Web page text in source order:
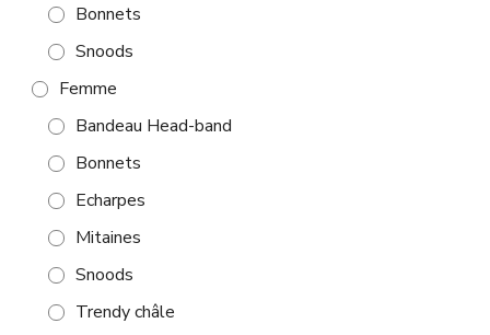
Bonnets
Snoods
Femme
Bandeau Head-band
Bonnets
Echarpes
Mitaines
Snoods
Trendy châle